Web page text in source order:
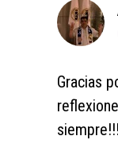
Gracias
siempre!!!